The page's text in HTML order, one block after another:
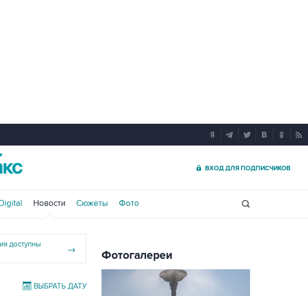
ВХОД ДЛЯ ПОДПИСЧИКОВ
Новости Сюжеты Фото
доступны
→
ВЫБРАТЬ ДАТУ
Фотогалереи